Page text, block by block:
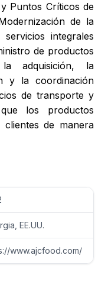
Puntos Críticos de
de la
servicios integrales
de productos
adquisición, la
y la coordinación
de transporte y
los productos
de manera
EE.UU.
www.ajcfood.com/